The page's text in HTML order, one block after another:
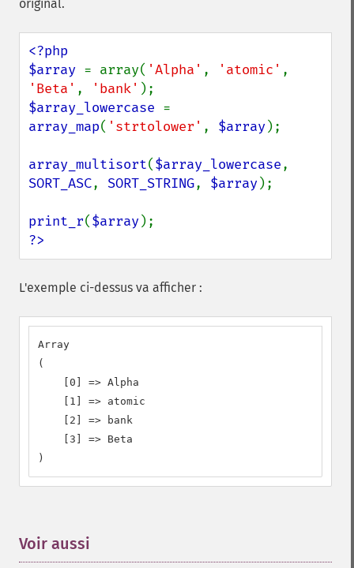
original.
<?php
$array = array( 'Alpha' , 'atomic'
'Beta' , 'bank'
$array_lowercase
array_map( 'strtolower' , $array);
array_multisort($array_lowercase
SORT_ASC, SORT_STRING, $array);
print_r($array
?>
L'exemple ci-dessus va afficher :
Array
(
    [0] => Alpha
    [1] => atomic
    [2] => bank
    [3] => Beta
)
Voir aussi